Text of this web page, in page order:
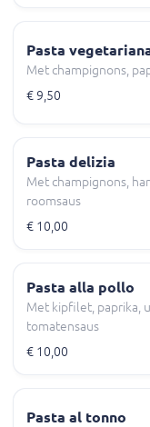
Pasta
Met champignons,
€ 9,50
Pasta delizia
Met champignons,
roomsaus
€ 10,00
Pasta alla pollo
Met kipfilet, paprika,
tomatensaus
€ 10,00
Pasta al tonno